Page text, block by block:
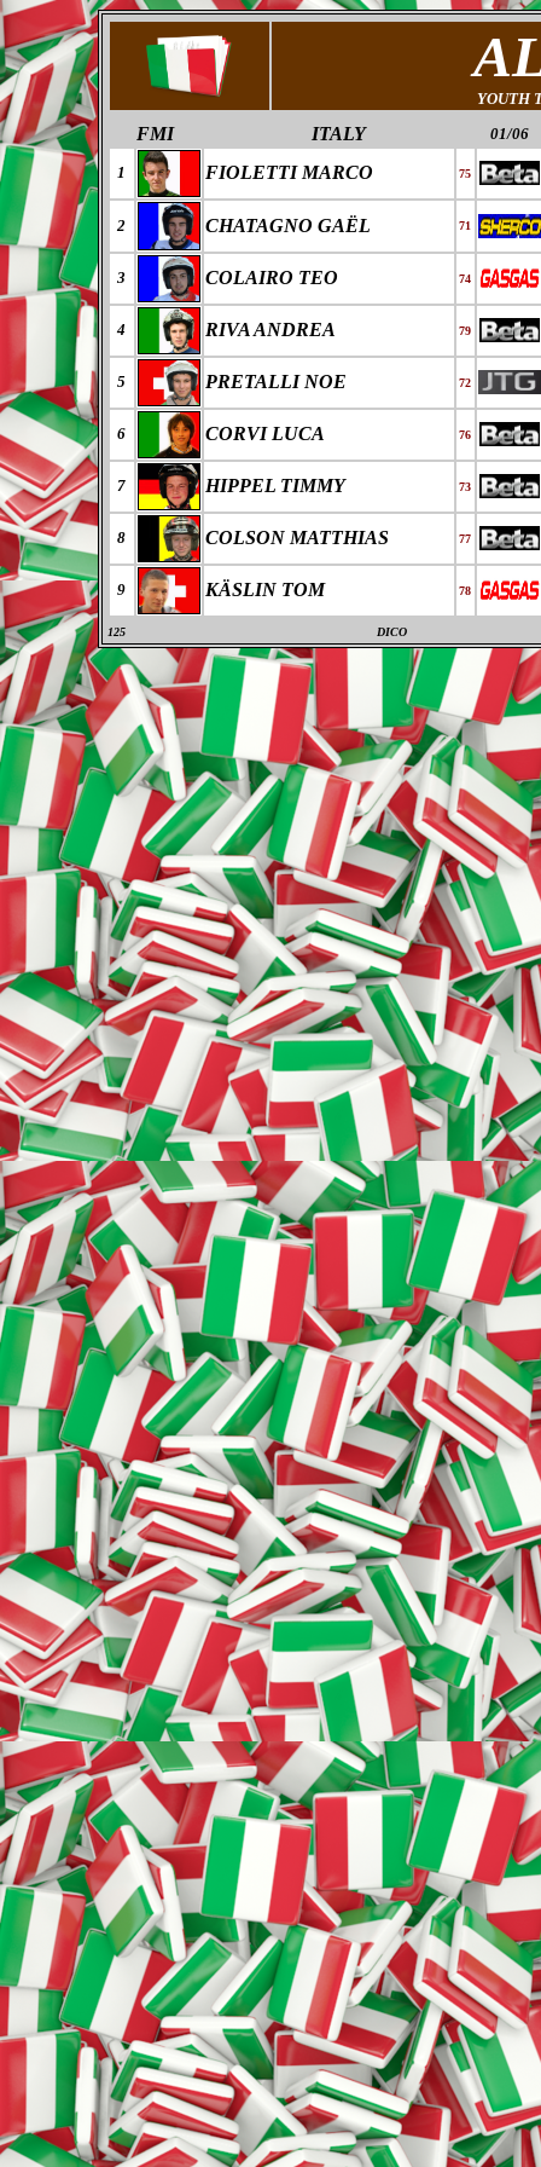
YOUTH
FMI ITALY 01/06
1 FIOLETTI MARCO 75
2 CHATAGNO GAËL 71
3 COLAIRO TEO 74
4 RIVA ANDREA 79
5 PRETALLI NOE 72
6 CORVI LUCA 76
7 HIPPEL TIMMY 73
8 COLSON MATTHIAS 77
9 KÄSLIN TOM 78
125 DICO